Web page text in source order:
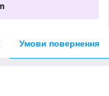
Умови повернення